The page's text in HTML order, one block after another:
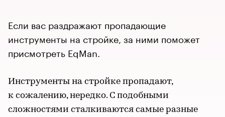
Если вас раздражают пропадающие
инструменты на стройке, за ними поможет
присмотреть EqMan.
Инструменты на стройке пропадают,
к сожалению, нередко. С подобными
сложностями сталкиваются самые разные